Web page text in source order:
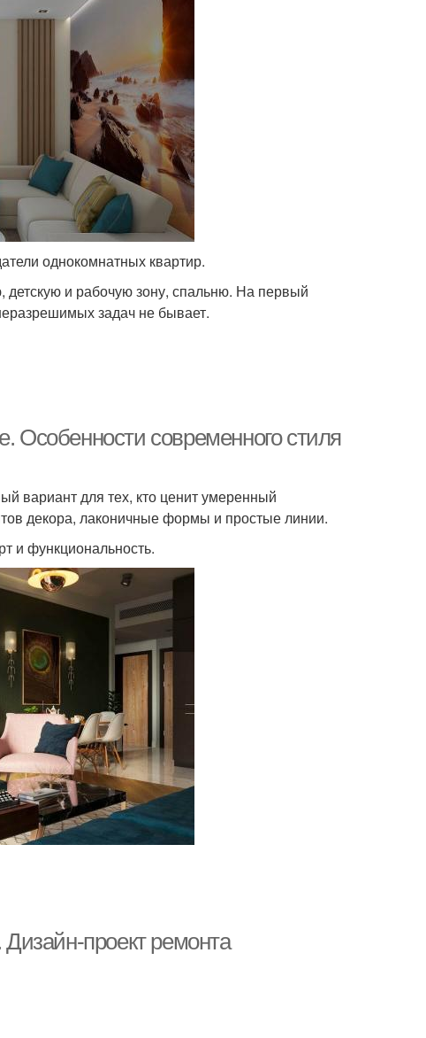
однокомнатных квартир.
и рабочую зону, спальню. На первый
задач не бывает.
Особенности современного стиля
вариант для тех, кто ценит умеренный
декора, лаконичные формы и простые линии.
и функциональность.
проект ремонта